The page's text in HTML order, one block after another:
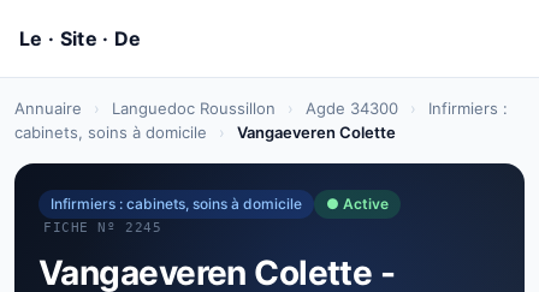
Annuaire › Languedoc Roussillon › Agde 34300 ›
Infirmiers :
cabinets, soins à domicile
› Vangaeveren Colette
Infirmiers : cabinets, soins à domicile ● Active
FICHE Nº 2245
Vangaeveren Colette -